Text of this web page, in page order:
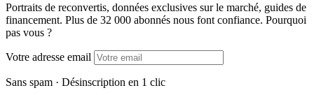
Portraits de reconvertis, données exclusives sur le marché, guides de
financement. Plus de 32 000 abonnés nous font confiance. Pourquoi
pas vous ?
Votre adresse email
Sans spam · Désinscription en 1 clic